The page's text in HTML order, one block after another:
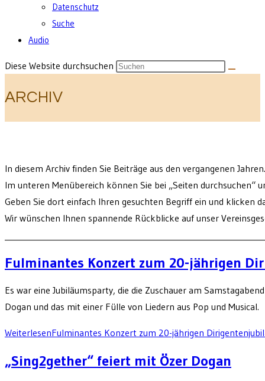
Datenschutz
Suche
Audio
Diese Website durchsuchen
ARCHIV
In diesem Archiv finden Sie Beiträge aus den vergangenen Jahren.
Im unteren Menübereich können Sie bei „Seiten durchsuchen“
Geben Sie dort einfach Ihren gesuchten Begriff ein und klicken
Wir wünschen Ihnen spannende Rückblicke auf unser
Fulminantes Konzert zum 20-jährigen
Es war eine Jubiläumsparty, die die Zuschauer am
Dogan und das mit einer Fülle von Liedern aus Pop und Musical.
WeiterlesenFulminantes Konzert zum 20-jährigen
„Sing2gether“ feiert mit Özer Dogan